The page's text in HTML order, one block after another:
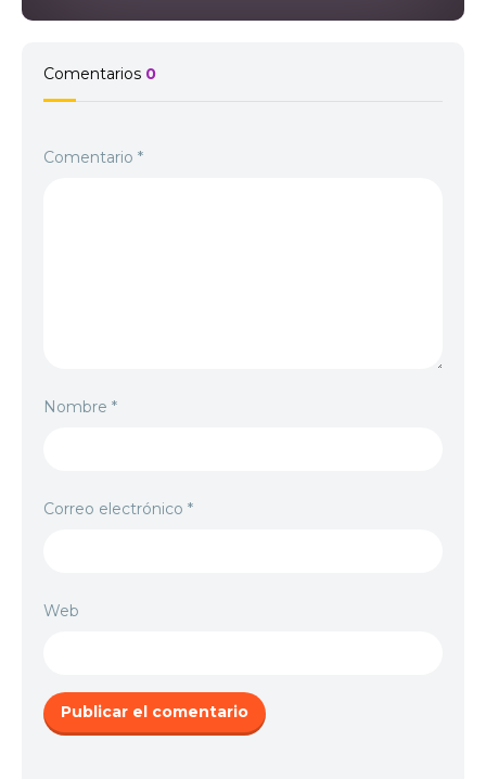
Comentarios 0
Comentario *
Nombre *
Correo electrónico *
Web